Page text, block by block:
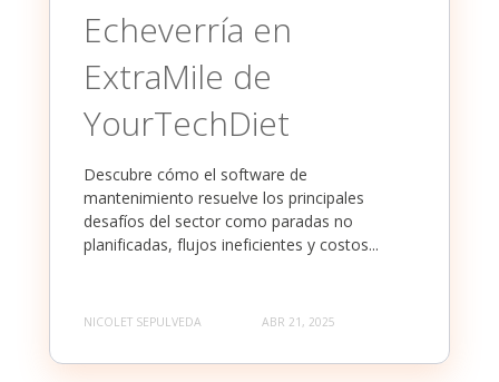
Echeverría en
ExtraMile de
YourTechDiet
Descubre cómo el software de
mantenimiento resuelve los principales
desafíos del sector como paradas no
planificadas, flujos ineficientes y costos...
NICOLET SEPULVEDA ABR 21, 2025